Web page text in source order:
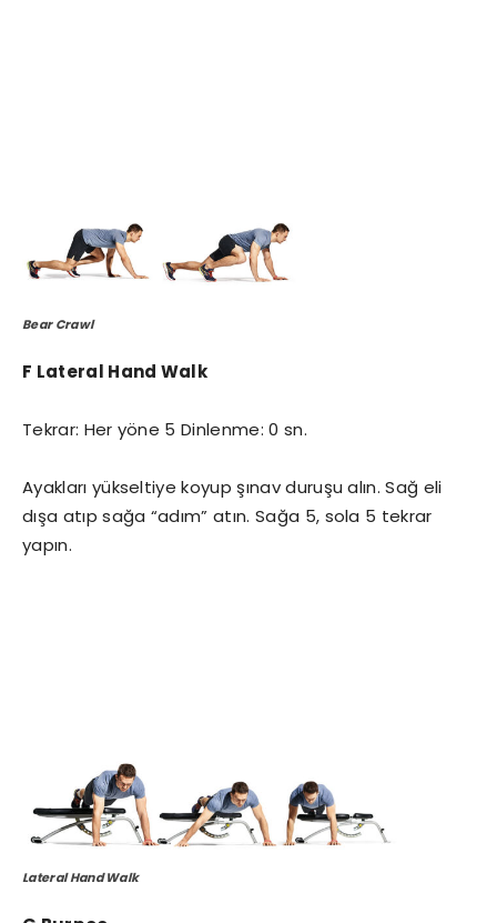
Bear Crawl
F Lateral Hand Walk
Tekrar: Her yöne 5 Dinlenme: 0 sn.
Ayakları yükseltiye koyup şınav duruşu alın. Sağ eli
dışa atıp sağa “adım” atın. Sağa 5, sola 5 tekrar
yapın.
Lateral Hand Walk